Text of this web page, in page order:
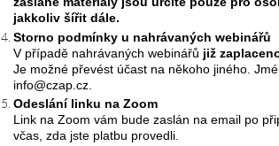
jakkoliv šířit dále.
Storno podmínky u nahrávaných webinářů
V případě nahrávaných webinářů již
Je možné převést účast na někoho jiného.
info@czap.cz.
Odeslání linku na Zoom
Link na Zoom vám bude zaslán na email po
včas, zda jste platbu provedli.